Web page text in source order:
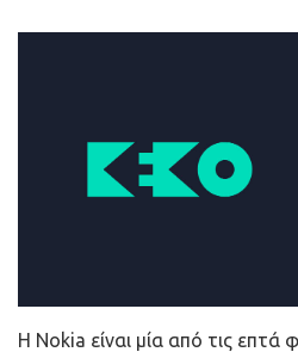
Η Nokia είναι μία από τις επτά